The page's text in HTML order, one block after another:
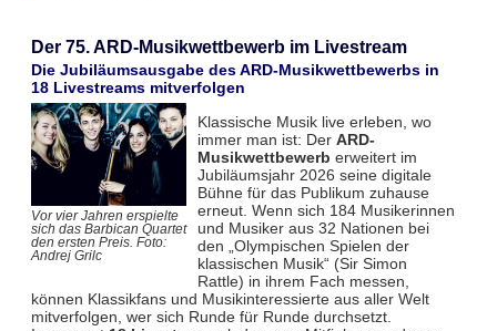
Der 75. ARD-Musikwettbewerb im Livestream
Die Jubiläumsausgabe des ARD-Musikwettbewerbs in
18 Livestreams mitverfolgen
Vor vier Jahren erspielte
sich das Barbican Quartet
den ersten Preis. Foto:
Andrej Grilc
Klassische Musik live erleben, wo
immer man ist: Der ARD-
Musikwettbewerb erweitert im
Jubiläumsjahr 2026 seine digitale
Bühne für das Publikum zuhause
erneut. Wenn sich 184 Musikerinnen
und Musiker aus 32 Nationen bei
den „Olympischen Spielen der
klassischen Musik“ (Sir Simon
Rattle) in ihrem Fach messen,
können Klassikfans und Musikinteressierte aus aller Welt
mitverfolgen, wer sich Runde für Runde durchsetzt.